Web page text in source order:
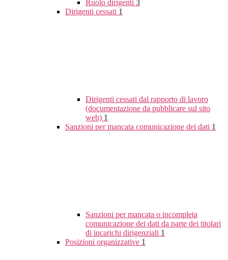
Ruolo dirigenti 3
Dirigenti cessati 1
Dirigenti cessati dal rapporto di lavoro
(documentazione da pubblicare sul sito
web) 1
Sanzioni per mancata comunicazione dei dati 1
Sanzioni per mancata o incompleta
comunicazione dei dati da parte dei titolari
di incarichi dirigenziali 1
Posizioni organizzative 1